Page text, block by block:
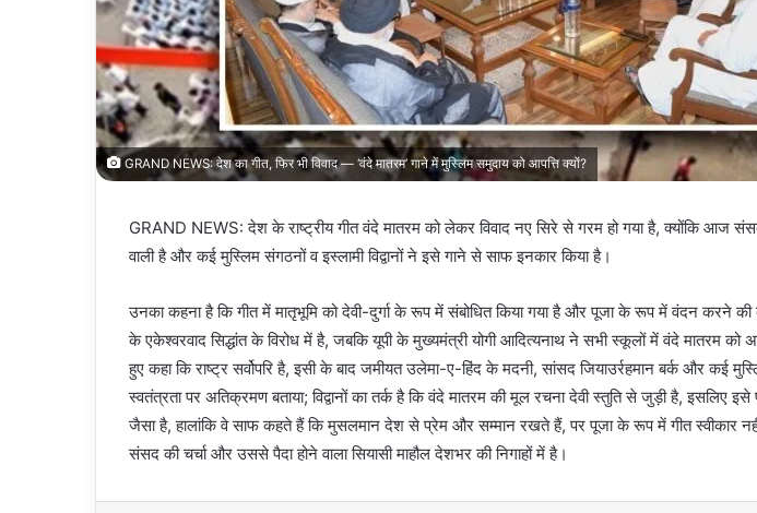
GRAND NEWS: देश का गीत, फिर भी विवाद — ‘वंदे मातरम’ गाने में मुस्लिम समुदाय को आपत्ति क्यों?
GRAND NEWS: देश के राष्ट्रीय गीत वंदे मातरम को लेकर विवाद नए सिरे से गरम हो गया है, क्योंकि आज
वाली है और कई मुस्लिम संगठनों व इस्लामी विद्वानों ने इसे गाने से साफ इनकार किया है।
उनका कहना है कि गीत में मातृभूमि को देवी-दुर्गा के रूप में संबोधित किया गया है और पूजा के रूप में वंदन करने की
के एकेश्वरवाद सिद्धांत के विरोध में है, जबकि यूपी के मुख्यमंत्री योगी आदित्यनाथ ने सभी स्कूलों में वंदे मातरम को
हुए कहा कि राष्ट्र सर्वोपरि है, इसी के बाद जमीयत उलेमा-ए-हिंद के मदनी, सांसद जियाउर्रहमान बर्क और कई
स्वतंत्रता पर अतिक्रमण बताया; विद्वानों का तर्क है कि वंदे मातरम की मूल रचना देवी स्तुति से जुड़ी है, इसलिए इसे
जैसा है, हालांकि वे साफ कहते हैं कि मुसलमान देश से प्रेम और सम्मान रखते हैं, पर पूजा के रूप में गीत
संसद की चर्चा और उससे पैदा होने वाला सियासी माहौल देशभर की निगाहों में है।